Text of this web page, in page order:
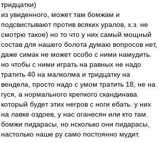
тридцатки)
из увиденного, может там бомжам и
подсвистывают против всяких уралов, х.з. не
смотрю такое) но то что у них самый мощный
состав для нашего болота думаю вопросов нет,
даже симак не может особо с ними намудить.
но чтобы с ними играть на равных не надо
тратить 40 на малколма и тридцатку на
вендела, просто надо с умом тратить 18, не на
гуся, а нормального крепкого скандинава
который будет этих негров с ноги ебать. у них
на лавке оздоев, у нас оганесян или кто там.
бомжи пидарасы, но нсколько они пидарасы,
настолько наше ру само постоянно мудит.